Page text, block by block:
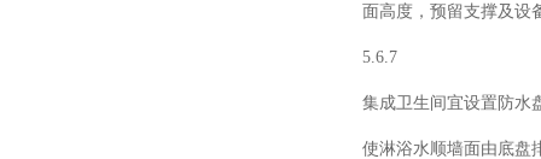
面高度，预留支撑及设
5.6.7
集成卫生间宜设置防水
使淋浴水顺墙面由底盘